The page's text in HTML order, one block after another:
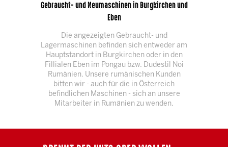
Gebraucht- und Neumaschinen in Burgkirchen und
Eben
Die angezeigten Gebraucht- und
Lagermaschinen befinden sich entweder am
Hauptstandort in Burgkirchen oder in den
Fillialen Eben im Pongau bzw. Dudestil Noi
Rumänien. Unsere rumänischen Kunden
bitten wir - auch für die in Österreich
befindlichen Maschinen - sich an unsere
Mitarbeiter in Rumänien zu wenden.